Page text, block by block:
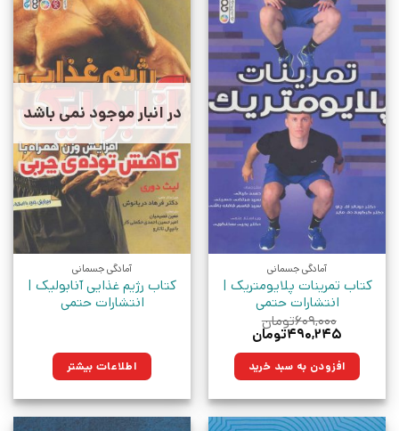
آمادگی جسمانی
کتاب تمرینات پلایومتریک |
انتشارات حتمی
۶۰۹,۰۰۰تومان
قیمت
۶۰۹,۰۰۰تومان
بود.
۴۹۰,۲۴۵تومان
۴۹۰,۲۴۵تومان.افزودن به سبد خرید
در انبار موجود نمی باشد
آمادگی جسمانی
کتاب رژیم غذایی آنابولیک |
انتشارات حتمی
اطلاعات بیشتر